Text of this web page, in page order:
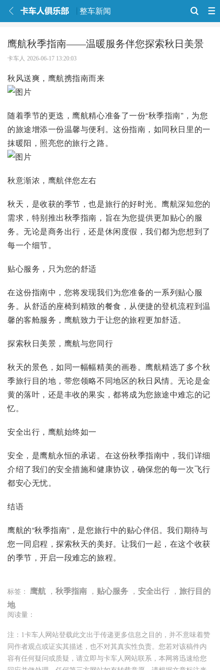
整车新闻
鹰航秋季指南——温暖服务伴您探索秋日美景
卡车人 2026-06-17 13:20:03
秋风送爽，鹰航携指南而来
随着季节的更迭，鹰航精心准备了一份“秋季指南”，为您
的旅途增添一份温馨与便利。这份指南，如同秋日里的一
抹暖阳，照亮您的旅行之路。
秋意渐浓，鹰航伴您左右
秋天，是收获的季节，也是旅行的好时光。鹰航深知您的
需求，特别推出秋季指南，旨在为您提供更加贴心的服
务。无论是商务出行，还是休闲度假，我们都为您想到了
每一个细节。
贴心服务，只为您的舒适
在这份指南中，您将发现我们为您准备的一系列贴心服
务。从舒适的座椅到精致的餐食，从便捷的登机流程到温
馨的客舱服务，鹰航致力于让您的旅程更加舒适。
探索秋日美景，鹰航与您同行
秋天的景色，如同一幅幅精美的画卷。鹰航精选了多个秋
季旅行目的地，带您领略不同地区的秋日风情。无论是金
黄的落叶，还是丰收的果实，都将成为您旅途中难忘的记
忆。
安全出行，鹰航始终如一
安全，是鹰航永恒的承诺。在这份秋季指南中，我们详细
介绍了我们的安全措施和健康协议，确保您的每一次飞行
都安心无忧。
结语
鹰航的“秋季指南”，是您旅行中的贴心伴侣。我们期待与
您一同启程，探索秋天的美好。让我们一起，在这个收获
的季节，开启一段难忘的旅程。
标签： 鹰航 ， 秋季指南 ， 贴心服务 ， 安全出行 ， 旅行目的
地
阅读量：
注：1卡车人网站登载此文出于传递更多信息之目的，并不意味着赞
同作者观点或证实其描述，也不对其真实性负责。您若对该稿件内
容有任何疑问或质疑，请立即与卡车人网站联系，本网将迅速给您